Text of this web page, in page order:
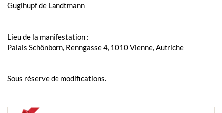
Guglhupf de Landtmann
Lieu de la manifestation :
Palais Schönborn, Renngasse 4, 1010 Vienne, Autriche
Sous réserve de modifications.